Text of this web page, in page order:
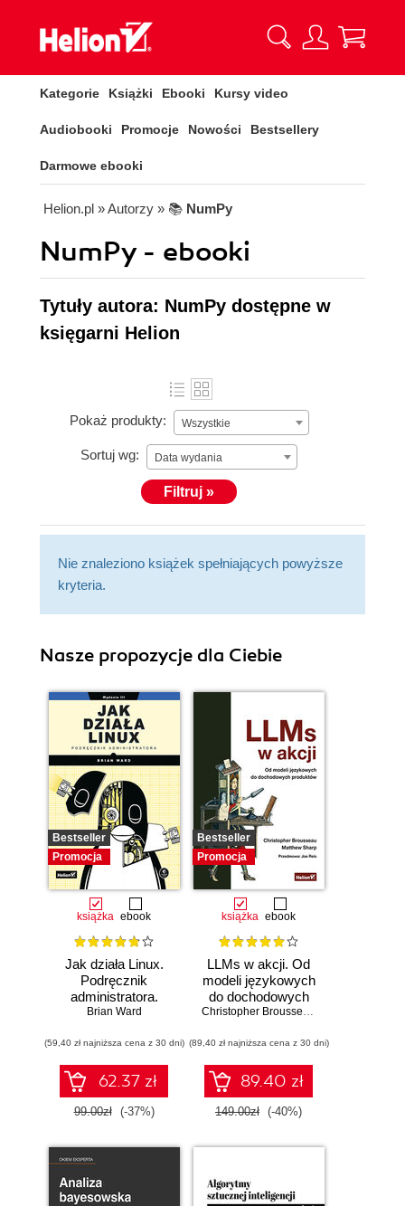
Kategorie Książki Ebooki Kursy video
Audiobooki Promocje Nowości Bestsellery
Darmowe ebooki
Helion.pl » Autorzy » 📚 NumPy
NumPy - ebooki
Tytuły autora: NumPy dostępne w
księgarni Helion
Pokaż produkty: Wszystkie
Sortuj wg: Data wydania
Filtruj »
Nie znaleziono książek spełniających powyższe
kryteria.
Nasze propozycje dla Ciebie
Bestseller
Promocja
książka ebook
Jak działa Linux.
Podręcznik
administratora.
Wydanie III
Brian Ward
(59,40 zł najniższa cena z 30 dni)
62.37 zł
99.00zł (-37%)
Bestseller
Promocja
książka ebook
LLMs w akcji. Od
modeli językowych
do dochodowych
produktów
Christopher Brousseau
(89,40 zł najniższa cena z 30 dni)
89.40 zł
149.00zł (-40%)